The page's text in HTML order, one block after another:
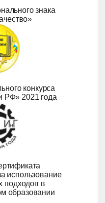
знака
конкурса
РФ» 2021 года
использование
подходов в
образовании